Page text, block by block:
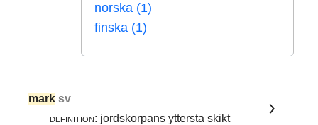
norska (1)
finska (1)
mark sv
definition: jordskorpans yttersta skikt